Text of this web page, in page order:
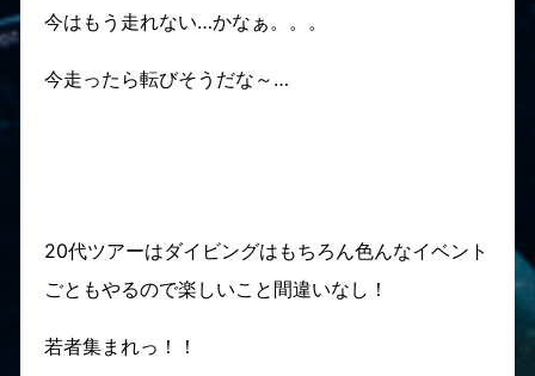
今はもう走れない…かなぁ。。。
今走ったら転びそうだな～…
20代ツアーはダイビングはもちろん色んなイベント
ごともやるので楽しいこと間違いなし！
若者集まれっ！！